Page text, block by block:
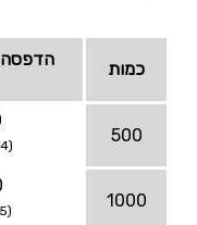
כמות
500 (1.64 ₪ ליח')
1000 (1.15 ₪ ליח')